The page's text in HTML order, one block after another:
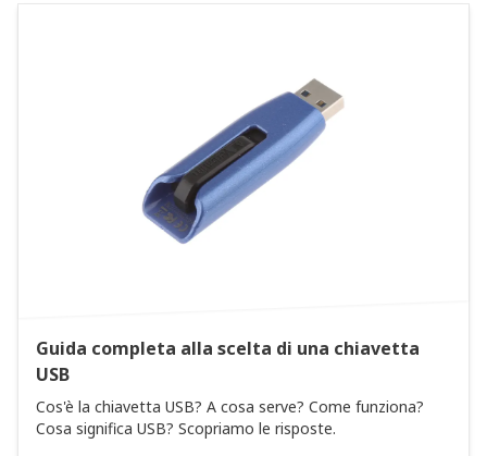
Guida completa alla scelta di una chiavetta
USB
Cos'è la chiavetta USB? A cosa serve? Come funziona?
Cosa significa USB? Scopriamo le risposte.